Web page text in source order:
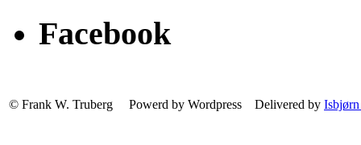
Facebook
© Frank W. Truberg Powerd by Wordpress Delivered by